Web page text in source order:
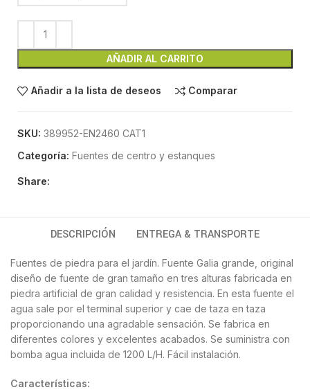
AÑADIR AL CARRITO
Añadir a la lista de deseos Comparar
SKU: 389952-EN2460 CAT1
Categoría: Fuentes de centro y estanques
Share:
DESCRIPCIÓN ENTREGA & TRANSPORTE
Fuentes de piedra para el jardín. Fuente Galia grande, original
diseño de fuente de gran tamaño en tres alturas fabricada en
piedra artificial de gran calidad y resistencia. En esta fuente el
agua sale por el terminal superior y cae de taza en taza
proporcionando una agradable sensación. Se fabrica en
diferentes colores y excelentes acabados. Se suministra con
bomba agua incluida de 1200 L/H. Fácil instalación.
Características: